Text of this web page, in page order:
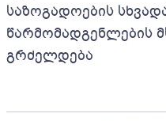
საზოგადოების
წარმომადგენლების
გრძელდება